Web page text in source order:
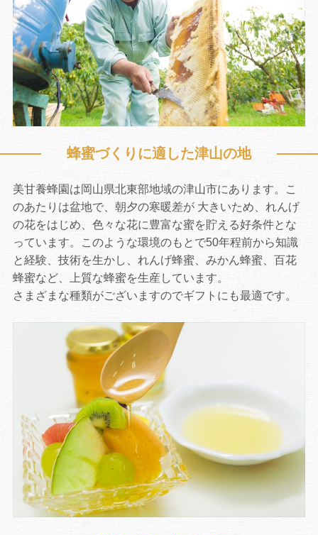
お買い物を続ける カートへ進む
蜂蜜づくりに適した津山の地
美甘養蜂園は岡山県北東部地域の津山市にあります。こ
のあたりは盆地で、朝夕の寒暖差が 大きいため、れんげ
の花をはじめ、色々な花に豊富な蜜を貯える好条件とな
っています。このような環境のもとで50年程前から知識
と経験、技術を生かし、れんげ蜂蜜、みかん蜂蜜、百花
蜂蜜など、上質な蜂蜜を生産しています。
さまざまな種類がございますのでギフトにも最適です。